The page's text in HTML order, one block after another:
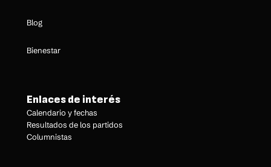
Blog
Bienestar
Enlaces de interés
Calendario y fechas
Resultados de los partidos
Columnistas